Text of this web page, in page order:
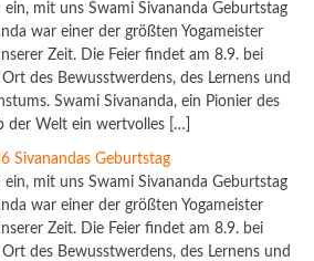
mit uns Swami Sivananda Geburtstag
war einer der größten Yogameister
Zeit. Die Feier findet am 8.9. bei
des Bewusstwerdens, des Lernens und
Swami Sivananda, ein Pionier des
der Welt ein wertvolles […]
Sivanandas Geburtstag
mit uns Swami Sivananda Geburtstag
war einer der größten Yogameister
Zeit. Die Feier findet am 8.9. bei
des Bewusstwerdens, des Lernens und